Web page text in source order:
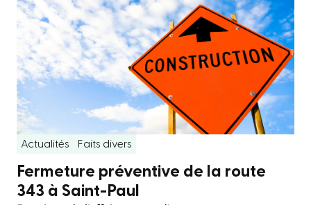
Actualités Faits divers
Fermeture préventive de la route
343 à Saint-Paul